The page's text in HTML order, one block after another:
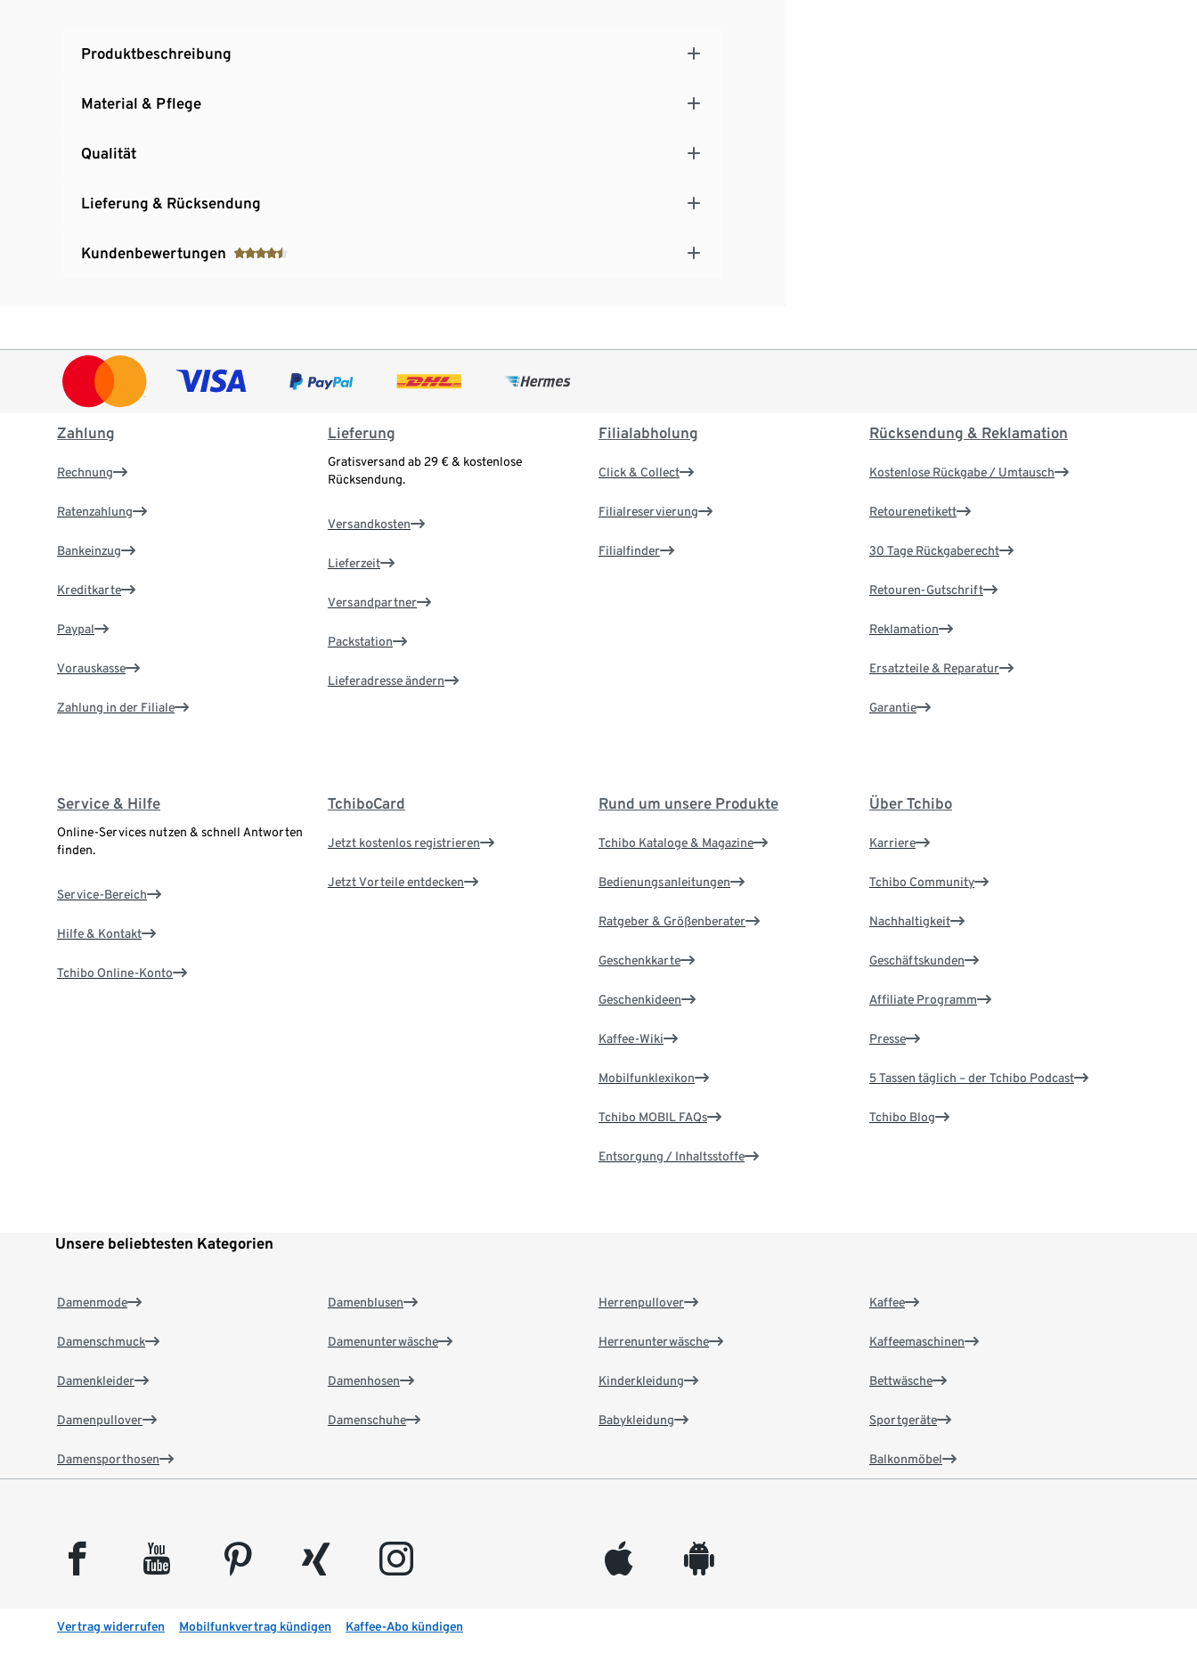
Produktbeschreibung
Material & Pflege
Qualität
Lieferung & Rücksendung
Kundenbewertungen
Zahlung
Rechnung
Ratenzahlung
Bankeinzug
Kreditkarte
Paypal
Vorauskasse
Zahlung in der Filiale
Lieferung
Gratisversand ab 29 € & kostenlose
Rücksendung.
Versandkosten
Lieferzeit
Versandpartner
Packstation
Lieferadresse ändern
Filialabholung
Click & Collect
Filialreservierung
Filialfinder
Rücksendung & Reklamation
Kostenlose Rückgabe / Umtausch
Retourenetikett
30 Tage Rückgaberecht
Retouren-Gutschrift
Reklamation
Ersatzteile & Reparatur
Garantie
Service & Hilfe
Online-Services nutzen & schnell Antworten
finden.
Service-Bereich
Hilfe & Kontakt
Tchibo Online-Konto
TchiboCard
Jetzt kostenlos registrieren
Jetzt Vorteile entdecken
Rund um unsere Produkte
Tchibo Kataloge & Magazine
Bedienungsanleitungen
Ratgeber & Größenberater
Geschenkkarte
Geschenkideen
Kaffee-Wiki
Mobilfunklexikon
Tchibo MOBIL FAQs
Entsorgung / Inhaltsstoffe
Über Tchibo
Karriere
Tchibo Community
Nachhaltigkeit
Geschäftskunden
Affiliate Programm
Presse
5 Tassen täglich – der Tchibo Podcast
Tchibo Blog
Unsere beliebtesten Kategorien
Damenmode
Damenschmuck
Damenkleider
Damenpullover
Damensporthosen
Damenblusen
Damenunterwäsche
Damenhosen
Damenschuhe
Herrenpullover
Herrenunterwäsche
Kinderkleidung
Babykleidung
Kaffee
Kaffeemaschinen
Bettwäsche
Sportgeräte
Balkonmöbel
facebook youtube pinterest xing instagram appleinc android
Vertrag widerrufen Mobilfunkvertrag kündigen Kaffee-Abo kündigen